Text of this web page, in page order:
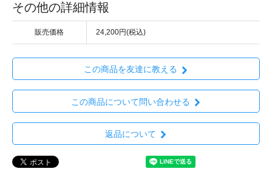
その他の詳細情報
販売価格 24,200円(税込)
この商品を友達に教える
この商品について問い合わせる
返品について